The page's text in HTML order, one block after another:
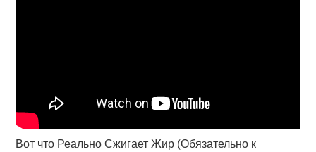
Вот что Реально Сжигает Жир (Обязательно к